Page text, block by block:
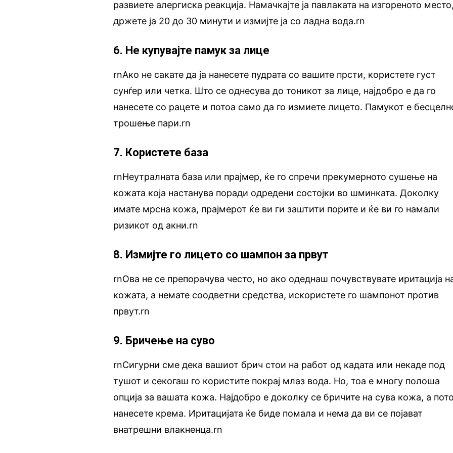
развиете алергиска реакција. Намачкајте ја павлаката на изгореното
држете ја 20 до 30 минути и измијте ја со ладна вода.rn
6. Не купувајте памук за лице
rnАко не сакате да ја нанесете пудрата со вашите прсти, користете густ
сунѓер или четка. Што се однесува до тоникот за лице, најдобро е да го
нанесете со рацете и потоа само да го измиете лицето. Памукот е
трошење пари.rn
7. Користете база
rnНеутралната база или прајмер, ќе го спречи прекумерното сушење на
кожата која настанува поради одредени состојки во шминката. Доколку
имате мрсна кожа, прајмерот ќе ви ги заштити порите и ќе ви го намали
ризикот од акни.rn
8. Измијте го лицето со шампон за првут
rnОва не се препорачува често, но ако одеднаш почувствувате иритација
кожата, а немате соодветни средства, искористете го шампонот против
првут.rn
9. Бричење на суво
rnСигурни сме дека вашиот брич стои на работ од кадата или некаде под
тушот и секогаш го користите покрај млаз вода. Но, тоа е многу полоша
опција за вашата кожа. Најдобро е доколку се бричите на сува кожа, а
нанесете крема. Иритацијата ќе биде помала и нема да ви се појават
внатрешни влакненца.rn